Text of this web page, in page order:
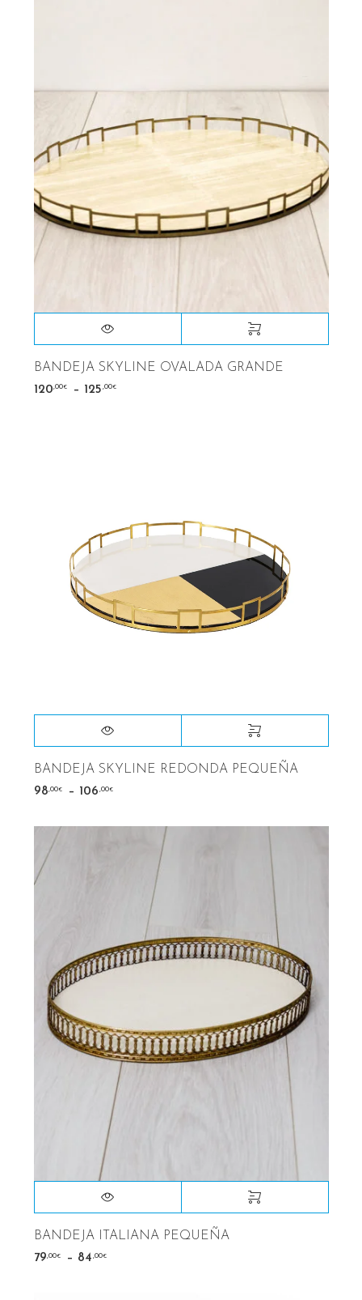
BANDEJA SKYLINE OVALADA GRANDE
120,00€ – 125 ,00€
BANDEJA SKYLINE REDONDA PEQUEÑA
98 ,00€ – 106 ,00€
BANDEJA ITALIANA PEQUEÑA
79 ,00€ – 84 ,00€